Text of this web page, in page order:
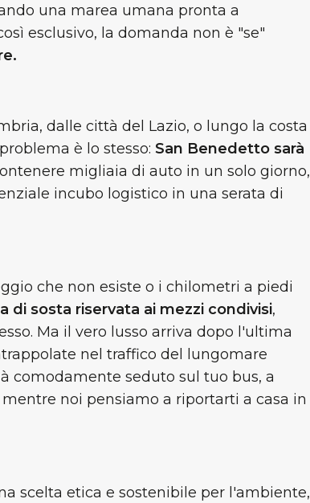
una marea umana pronta a
esclusivo, la domanda non è "se"
dalle città del Lazio, o lungo la costa
è lo stesso: San Benedetto sarà
migliaia di auto in un solo giorno,
incubo logistico in una serata di
che non esiste o i chilometri a piedi
di sosta riservata ai mezzi condivisi,
Ma il vero lusso arriva dopo l'ultima
nel traffico del lungomare
comodamente seduto sul tuo bus, a
noi pensiamo a riportarti a casa in
scelta etica e sostenibile per l'ambiente,